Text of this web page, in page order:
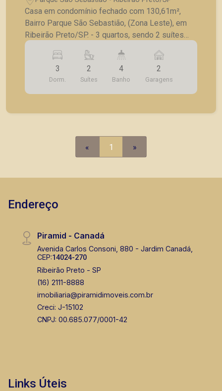
Preto/SP.
Casa em condomínio fechado com 130,61m²,
Bairro Parque São Sebastião, (Zona Leste), em
Ribeirão Preto/SP. - 3 quartos, sendo 2 suítes
completo em armários; - Lavabo; - Sala para 2
ambientes; - Cozinha planejada; - Lavanderia; -
Varanda gourmet com churrasqueira; - Piscina; - 2
vagas de garagem; - Reformada. A Piramid tem
como objetivo atender seus clientes com
3
Dorm.
2
Suítes
4
Banho
2
Garagens
« 1 »
Endereço
Piramid - Canadá
Avenida Carlos Consoni, 880 - Jardim Canadá,
CEP:14024-270
Ribeirão Preto - SP
(16) 2111-8888
imobiliaria@piramidimoveis.com.br
Creci: J-15102
CNPJ: 00.685.077/0001-42
Links Úteis